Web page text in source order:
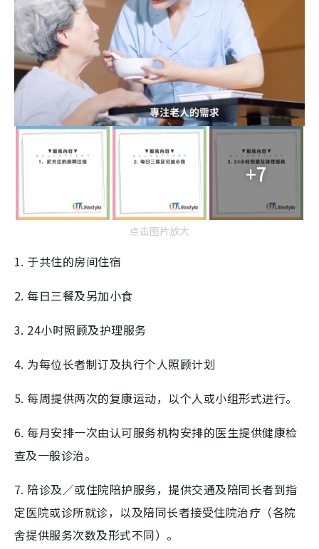
+7
点击图片放大
1. 于共住的房间住宿
2. 每日三餐及另加小食
3. 24小时照顾及护理服务
4. 为每位长者制订及执行个人照顾计划
5. 每周提供两次的复康运动，以个人或小组形式进行。
6. 每月安排一次由认可服务机构安排的医生提供健康检
查及一般诊治。
7. 陪诊及／或住院陪护服务，提供交通及陪同长者到指
定医院或诊所就诊，以及陪同长者接受住院治疗（各院
舍提供服务次数及形式不同）。